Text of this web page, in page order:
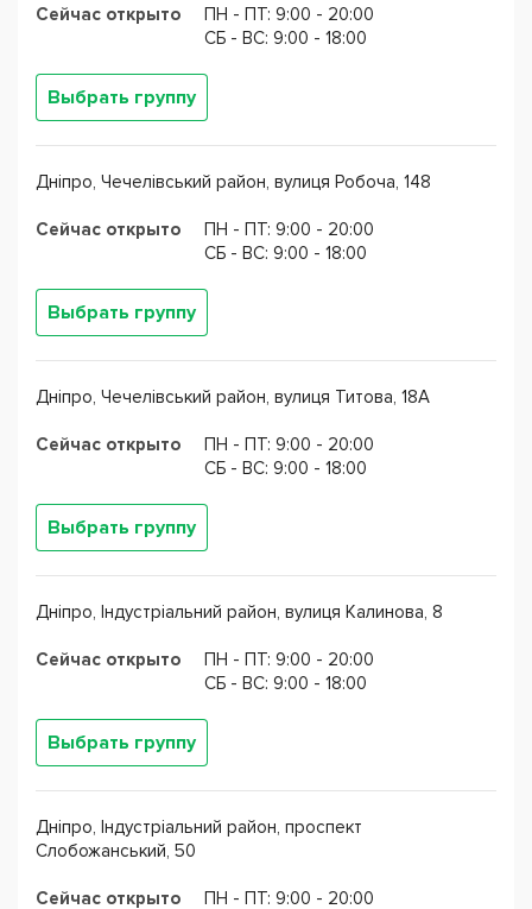
Сейчас открыто
ПН - ПТ: 9:00 - 20:00
CБ - ВС: 9:00 - 18:00
Выбрать группу
Дніпро, Чечелівський район, вулиця Робоча, 148
Сейчас открыто
ПН - ПТ: 9:00 - 20:00
CБ - ВС: 9:00 - 18:00
Выбрать группу
Дніпро, Чечелівський район, вулиця Титова, 18А
Сейчас открыто
ПН - ПТ: 9:00 - 20:00
CБ - ВС: 9:00 - 18:00
Выбрать группу
Дніпро, Індустріальний район, вулиця Калинова, 8
Сейчас открыто
ПН - ПТ: 9:00 - 20:00
CБ - ВС: 9:00 - 18:00
Выбрать группу
Дніпро, Індустріальний район, проспект
Слобожанський, 50
Сейчас открыто ПН - ПТ: 9:00 - 20:00